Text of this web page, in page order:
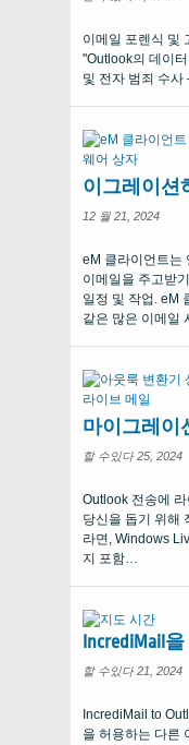
이메일 포렌식 및
"Outlook의 데이
및 전자 범죄 수
이그레이션
12 월 21, 2024
eM 클라이언트는
이메일을 주고받
일정 및 작업. eM
같은 많은 이메일
마이그레이
할 수있다 25, 2024
Outlook 전송에
당신을 돕기 위해
라면, Windows
지 포함…
IncrediMail을
할 수있다 21, 2024
IncrediMail to
을 허용하는 다른